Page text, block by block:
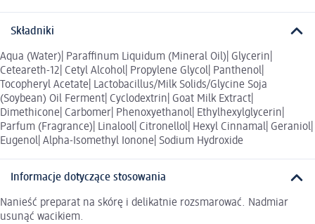
Składniki
Aqua (Water)| Paraffinum Liquidum (Mineral Oil)| Glycerin|
Ceteareth-12| Cetyl Alcohol| Propylene Glycol| Panthenol|
Tocopheryl Acetate| Lactobacillus/Milk Solids/Glycine Soja
(Soybean) Oil Ferment| Cyclodextrin| Goat Milk Extract|
Dimethicone| Carbomer| Phenoxyethanol| Ethylhexylglycerin|
Parfum (Fragrance)| Linalool| Citronellol| Hexyl Cinnamal| Geraniol|
Eugenol| Alpha-Isomethyl Ionone| Sodium Hydroxide
Informacje dotyczące stosowania
Nanieść preparat na skórę i delikatnie rozsmarować. Nadmiar
usunąć wacikiem.